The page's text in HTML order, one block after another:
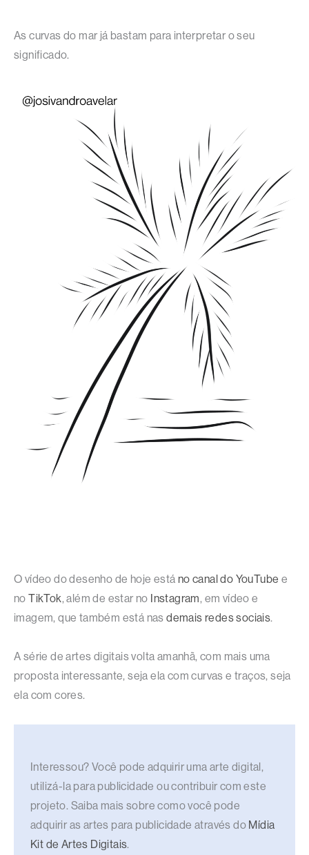
As curvas do mar já bastam para interpretar o seu
significado.
O vídeo do desenho de hoje está no canal do YouTube e
noTikTok, além de estar no Instagram, em vídeo e
imagem, que também está nasdemais redes sociais.
A série de artes digitais volta amanhã, com mais uma
proposta interessante, seja ela com curvas e traços, seja
ela com cores.
Interessou? Você pode adquirir uma arte digital,
utilizá-la para publicidade ou contribuir com este
projeto. Saiba mais sobre como você pode
adquirir as artes para publicidade através do Mídia
Kit de Artes Digitais.